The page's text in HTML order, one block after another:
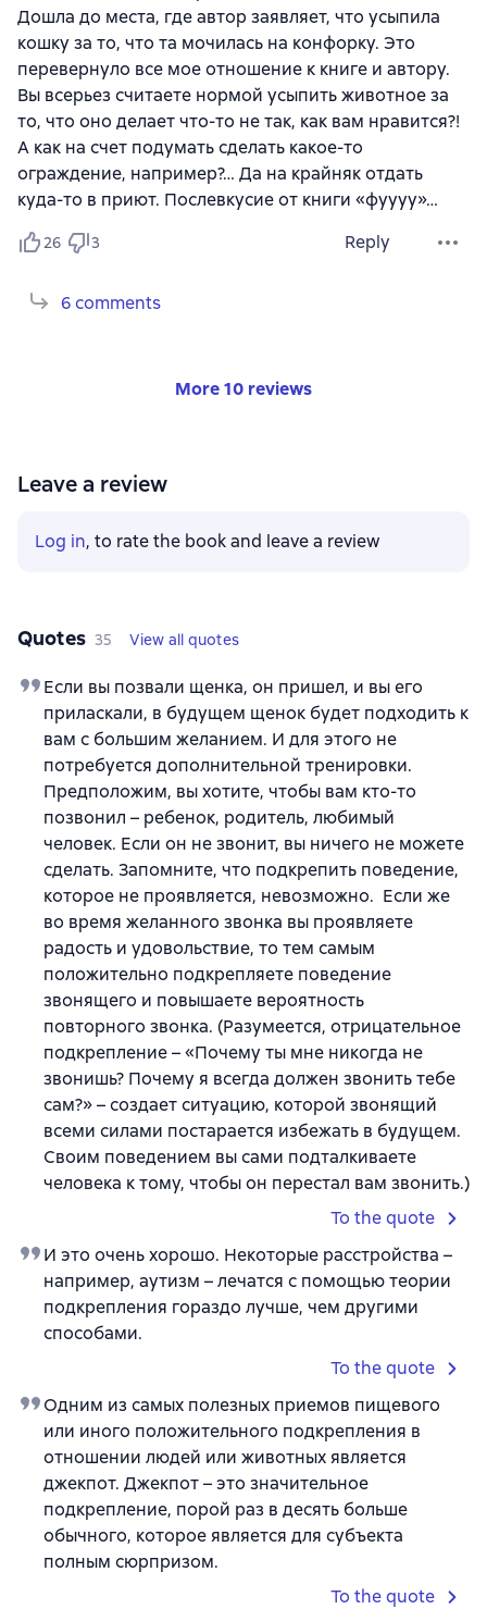
Дошла до места, где автор заявляет, что усыпила
кошку за то, что та мочилась на конфорку. Это
перевернуло все мое отношение к книге и автору.
Вы всерьез считаете нормой усыпить животное за
то, что оно делает что-то не так, как вам нравится?!
А как на счет подумать сделать какое-то
ограждение, например?… Да на крайняк отдать
куда-то в приют. Послевкусие от книги «фуууу»…
26 3 Reply
6 comments
More 10 reviews
Leave a review
Log in, to rate the book and leave a review
Quotes 35 View all quotes
Если вы позвали щенка, он пришел, и вы его
приласкали, в будущем щенок будет подходить к
вам с большим желанием. И для этого не
потребуется дополнительной тренировки.
Предположим, вы хотите, чтобы вам кто-то
позвонил – ребенок, родитель, любимый
человек. Если он не звонит, вы ничего не можете
сделать. Запомните, что подкрепить поведение,
которое не проявляется, невозможно. Если же
во время желанного звонка вы проявляете
радость и удовольствие, то тем самым
положительно подкрепляете поведение
звонящего и повышаете вероятность
повторного звонка. (Разумеется, отрицательное
подкрепление – «Почему ты мне никогда не
звонишь? Почему я всегда должен звонить тебе
сам?» – создает ситуацию, которой звонящий
всеми силами постарается избежать в будущем.
Своим поведением вы сами подталкиваете
человека к тому, чтобы он перестал вам звонить.)
To the quote
И это очень хорошо. Некоторые расстройства –
например, аутизм – лечатся с помощью теории
подкрепления гораздо лучше, чем другими
способами.
To the quote
Одним из самых полезных приемов пищевого
или иного положительного подкрепления в
отношении людей или животных является
джекпот. Джекпот – это значительное
подкрепление, порой раз в десять больше
обычного, которое является для субъекта
полным сюрпризом.
To the quote